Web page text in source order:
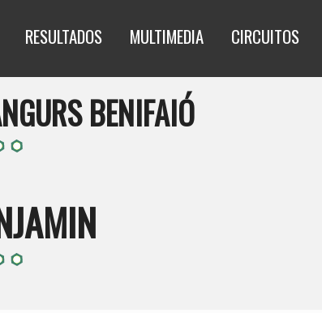
RESULTADOS MULTIMEDIA CIRCUITOS
BENIFAIÓ